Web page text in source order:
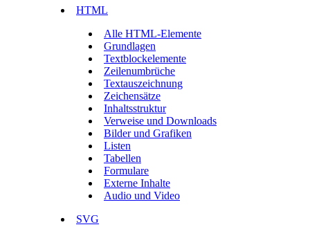
HTML
Alle HTML-Elemente
Grundlagen
Textblockelemente
Zeilenumbrüche
Textauszeichnung
Zeichensätze
Inhaltsstruktur
Verweise und Downloads
Bilder und Grafiken
Listen
Tabellen
Formulare
Externe Inhalte
Audio und Video
SVG